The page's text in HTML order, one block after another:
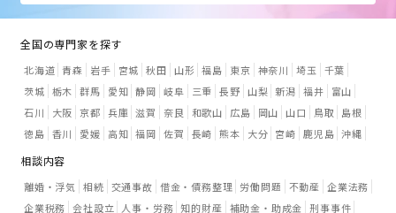
全国の専門家を探す
北海道 青森 岩手 宮城 秋田 山形 福島 東京 神奈川 埼玉
千葉
茨城 栃木 群馬 愛知 静岡 岐阜 三重 長野 山梨 新潟 福井
富山
石川
大阪 京都 兵庫 滋賀 奈良 和歌山 広島 岡山 山口 鳥取
島根
徳島 香川 愛媛 高知 福岡 佐賀 長崎 熊本 大分 宮崎 鹿児島 沖縄
相談内容
離婚・浮気 相続 交通事故 借金・債務整理 労働問題 不動産 企業法務
企業税務 会社設立 人事・労務 知的財産 補助金・助成金 刑事事件